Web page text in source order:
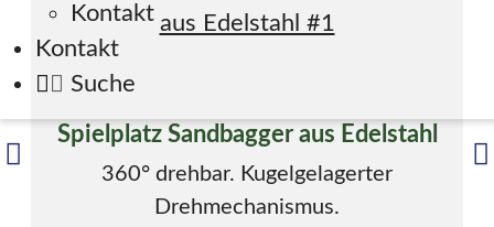
Kontakt
Kontakt
Suche
Spielplatz Sandbagger aus Edelstahl
360° drehbar. Kugelgelagerter
Drehmechanismus.